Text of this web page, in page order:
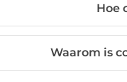
Hoe
Waarom is